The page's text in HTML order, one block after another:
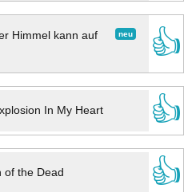
neu
Himmel kann auf
👍
In My Heart
👍
of the Dead
👍